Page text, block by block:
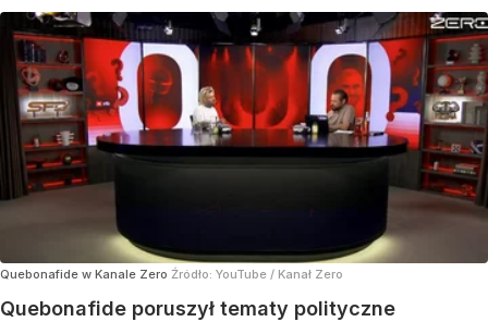
Quebonafide w Kanale Zero Źródło: YouTube / Kanał Zero
Quebonafide poruszył tematy polityczne